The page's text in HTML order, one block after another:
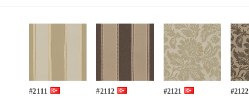
#2111
#2112
#2121
#2122